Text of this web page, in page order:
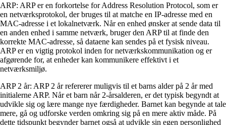
ARP: ARP er en forkortelse for Address Resolution Protocol, som er
en netværksprotokol, der bruges til at matche en IP-adresse med en
MAC-adresse i et lokalnetværk. Når en enhed ønsker at sende data til
en anden enhed i samme netværk, bruger den ARP til at finde den
korrekte MAC-adresse, så dataene kan sendes på et fysisk niveau.
ARP er en vigtig protokol inden for netværkskommunikation og er
afgørende for, at enheder kan kommunikere effektivt i et
netværksmiljø.
ARP 2 år: ARP 2 år refererer muligvis til et barns alder på 2 år med
initialerne ARP. Når et barn når 2-årsalderen, er det typisk begyndt at
udvikle sig og lære mange nye færdigheder. Barnet kan begynde at tale
mere, gå og udforske verden omkring sig på en mere aktiv måde. På
dette tidspunkt begynder barnet også at udvikle sin egen personlighed